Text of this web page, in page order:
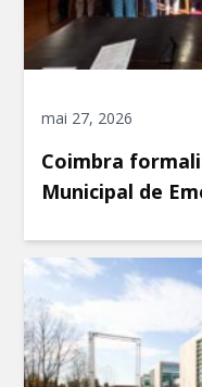
mai 27, 2026
Coimbra
Municipal de